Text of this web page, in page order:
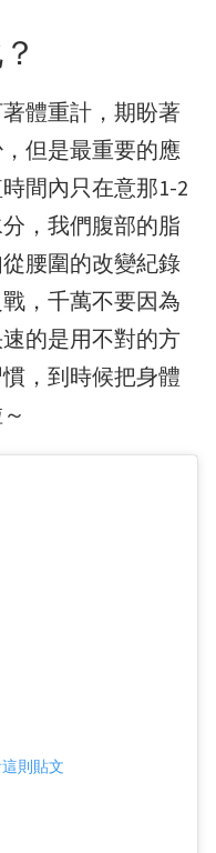
體重計，期盼著
但是最重要的應
間內只在意那1-2
，我們腹部的脂
腰圍的改變紀錄
，千萬不要因為
的是用不對的方
，到時候把身體
則貼文